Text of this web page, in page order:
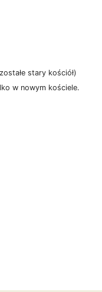
stary kościół)
w nowym kościele.